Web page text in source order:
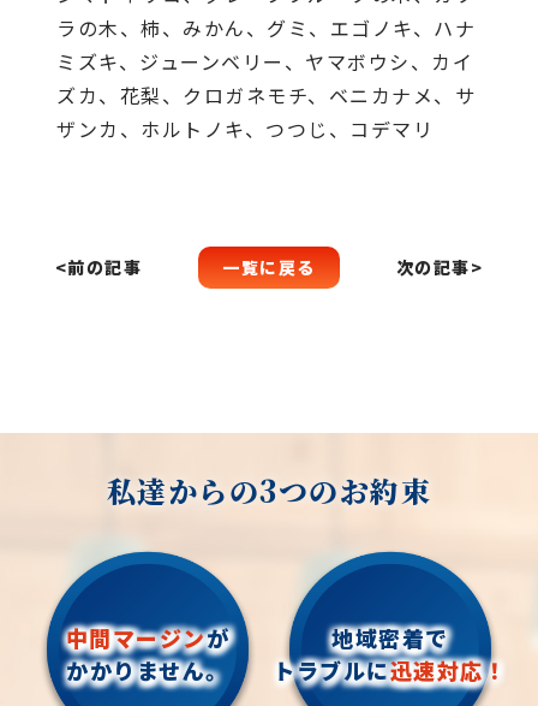
ラの木、柿、みかん、グミ、エゴノキ、ハナ
ミズキ、ジューンベリー、ヤマボウシ、カイ
ズカ、花梨、クロガネモチ、ベニカナメ、サ
ザンカ、ホルトノキ、つつじ、コデマリ
<前の記事 一覧に戻る 次の記事>
私達からの3つのお約束
中間マージンが
かかりません。
地域密着で
トラブルに迅速対応！